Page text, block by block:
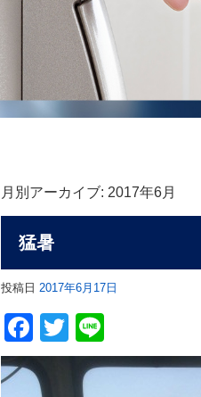
月別アーカイブ: 2017年6月
猛暑
投稿日 2017年6月17日
Facebook
Twitter